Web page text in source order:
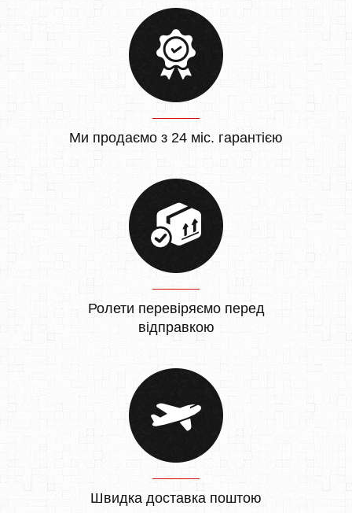
Ми продаємо з 24 міс. гарантією
Ролети перевіряємо перед
відправкою
Швидка доставка поштою